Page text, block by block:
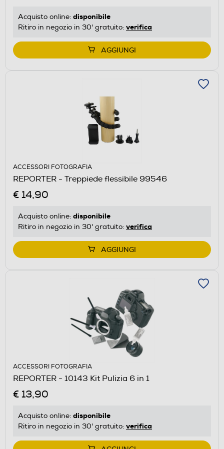
Acquisto online: disponibile
Ritiro in negozio in 30' gratuito: verifica
AGGIUNGI
ACCESSORI FOTOGRAFIA
REPORTER - Treppiede flessibile 99546
€ 14,90
Acquisto online: disponibile
Ritiro in negozio in 30' gratuito: verifica
AGGIUNGI
ACCESSORI FOTOGRAFIA
REPORTER - 10143 Kit Pulizia 6 in 1
€ 13,90
Acquisto online: disponibile
Ritiro in negozio in 30' gratuito: verifica